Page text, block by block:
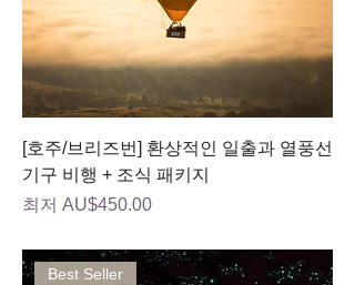
[호주/브리즈번] 환상적인 일출과 열풍선
기구 비행 + 조식 패키지
최저 AU$450.00
할인가
Best Seller